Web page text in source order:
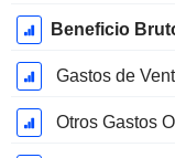
Beneficio
Otros Gastos